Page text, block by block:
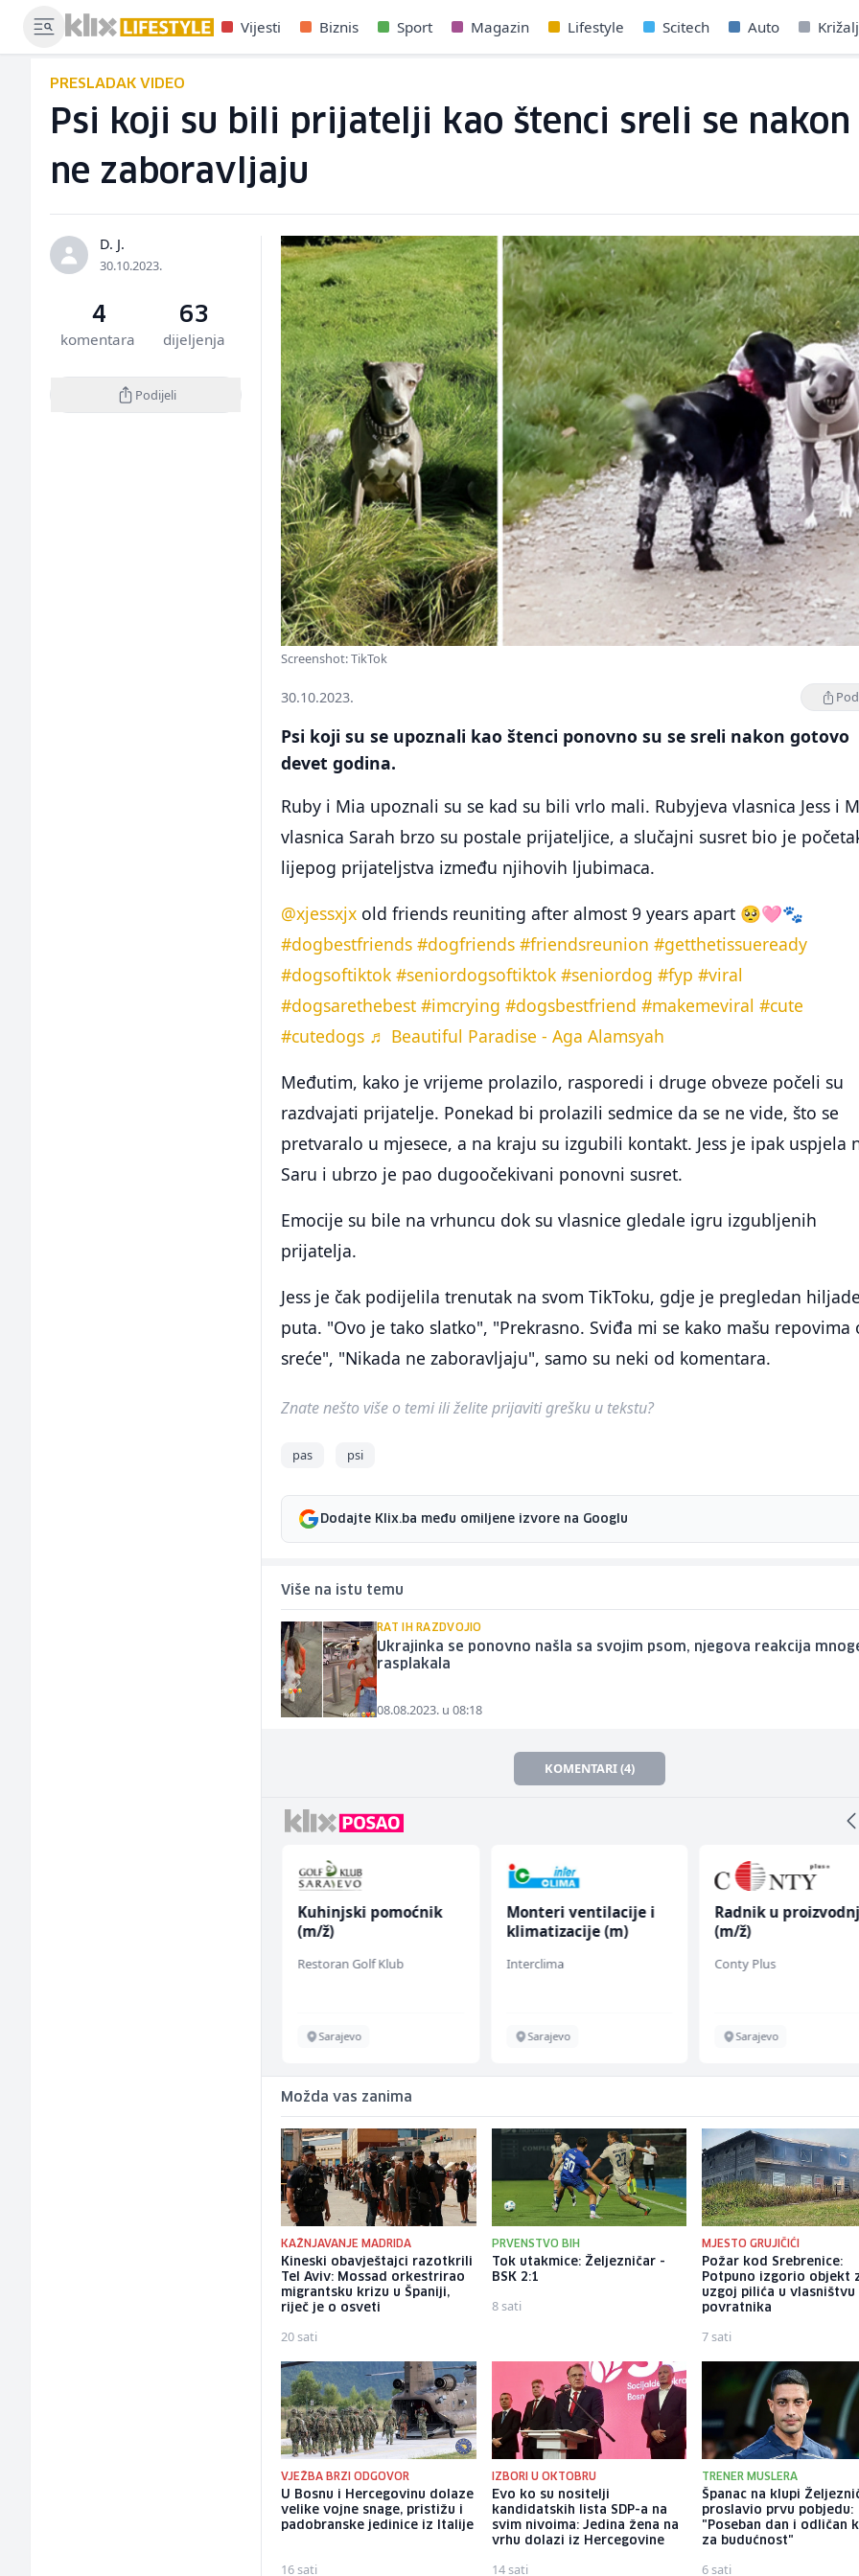
Vijesti Biznis Sport Magazin Lifestyle Scitech Auto
PRESLADAK VIDEO
Psi koji su bili prijatelji kao štenci sreli se nakon
ne zaboravljaju
D. J.
30.10.2023.
4
komentara
63
dijeljenja
Podijeli
Screenshot: TikTok
30.10.2023.
Psi koji su se upoznali kao štenci ponovno su se sreli nakon gotovo
devet godina.
Ruby i Mia upoznali su se kad su bili vrlo mali. Rubyjeva vlasnica Jess i
vlasnica Sarah brzo su postale prijateljice, a slučajni susret bio je
lijepog prijateljstva između njihovih ljubimaca.
@xjessxjx old friends reuniting after almost 9 years apart 🥺🩷🐾
#dogbestfriends #dogfriends #friendsreunion #getthetissueready
#dogsoftiktok #seniordogsoftiktok #seniordog #fyp #viral
#dogsarethebest #imcrying #dogsbestfriend #makemeviral #cute
#cutedogs ♬ Beautiful Paradise - Aga Alamsyah
Međutim, kako je vrijeme prolazilo, rasporedi i druge obveze počeli su
razdvajati prijatelje. Ponekad bi prolazili sedmice da se ne vide, što se
pretvaralo u mjesece, a na kraju su izgubili kontakt. Jess je ipak uspjela
Saru i ubrzo je pao dugoočekivani ponovni susret.
Emocije su bile na vrhuncu dok su vlasnice gledale igru izgubljenih
prijatelja.
Jess je čak podijelila trenutak na svom TikToku, gdje je pregledan hiljade
puta. "Ovo je tako slatko", "Prekrasno. Sviđa mi se kako mašu repovima
sreće", "Nikada ne zaboravljaju", samo su neki od komentara.
Znate nešto više o temi ili želite prijaviti grešku u tekstu?
pas psi
Dodajte Klix.ba među omiljene izvore na Googlu
Više na istu temu
RAT IH RAZDVOJIO
Ukrajinka se ponovno našla sa svojim psom, njegova reakcija
rasplakala
08.08.2023. u 08:18
KOMENTARI (4)
Kuhinjski pomoćnik
(m/ž)
Restoran Golf Klub
Sarajevo
Monteri ventilacije i
klimatizacije (m)
Interclima
Sarajevo
Radnik u
(m/ž)
Conty Plus
Sarajevo
Možda vas zanima
KAŽNJAVANJE MADRIDA
Kineski obavještajci razotkrili
Tel Aviv: Mossad orkestrirao
migrantsku krizu u Španiji,
riječ je o osveti
20 sati
PRVENSTVO BIH
Tok utakmice: Željezničar -
BSK 2:1
8 sati
MJESTO GRUJIČIĆI
Požar kod Srebrenice:
Potpuno izgorio objekt
uzgoj pilića u vlasništvu
povratnika
7 sati
VJEŽBA BRZI ODGOVOR
U Bosnu i Hercegovinu dolaze
velike vojne snage, pristižu i
padobranske jedinice iz Italije
16 sati
IZBORI U OKTOBRU
Evo ko su nositelji
kandidatskih lista SDP-a na
svim nivoima: Jedina žena na
vrhu dolazi iz Hercegovine
14 sati
TRENER MUSLERA
Španac na klupi
proslavio prvu pobjedu:
"Poseban dan i odličan
za budućnost"
6 sati